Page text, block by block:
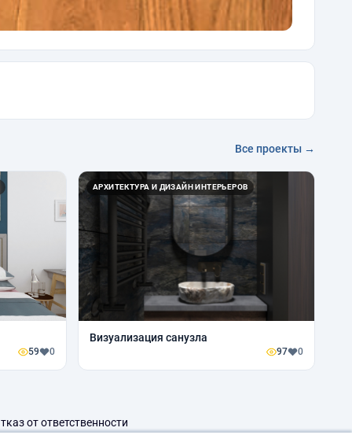
Все проекты →
59 0
АРХИТЕКТУРА И ДИЗАЙН ИНТЕРЬЕРОВ
Визуализация санузла
97 0
от ответственности